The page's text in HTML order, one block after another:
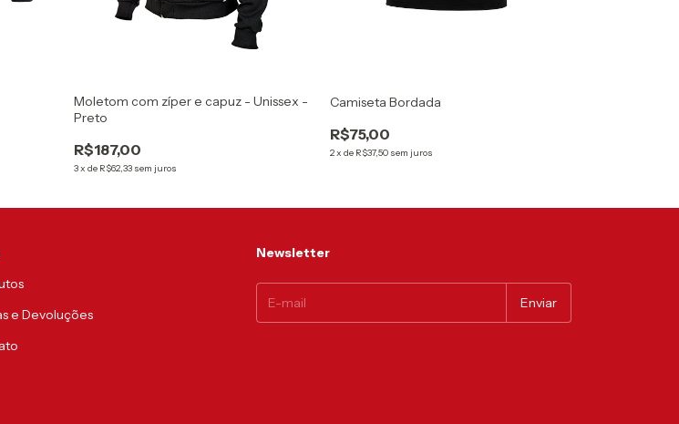
Moletom com zíper e capuz - Unissex -
Preto
R$187,00
3x de R$62,33 sem juros
Camiseta Bordada
R$75,00
2x de R$37,50 sem juros
e Devoluções
Newsletter